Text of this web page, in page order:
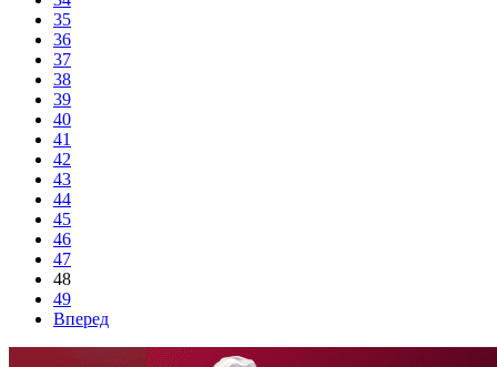
35
36
37
38
39
40
41
42
43
44
45
46
47
48
49
Вперед